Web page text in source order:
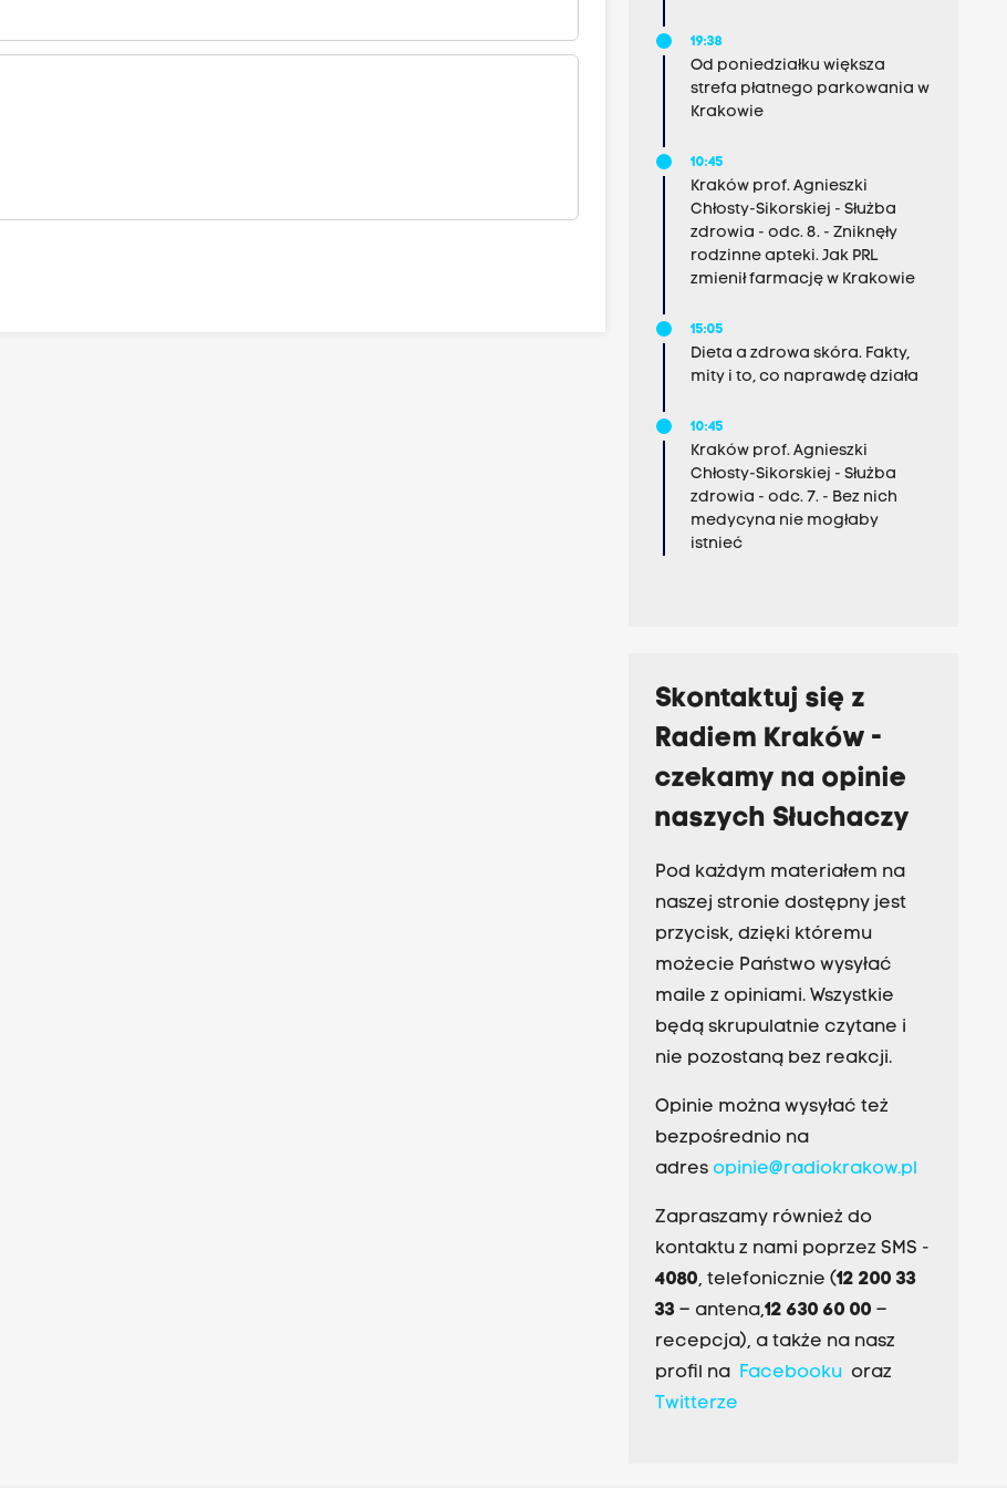
19:38
Od poniedziałku większa
strefa płatnego parkowania w
Krakowie
10:45
Kraków prof. Agnieszki
Chłosty-Sikorskiej - Służba
zdrowia - odc. 8. - Zniknęły
rodzinne apteki. Jak PRL
zmienił farmację w Krakowie
15:05
Dieta a zdrowa skóra. Fakty,
mity i to, co naprawdę działa
10:45
Kraków prof. Agnieszki
Chłosty-Sikorskiej - Służba
zdrowia - odc. 7. - Bez nich
medycyna nie mogłaby
istnieć
Skontaktuj się z
Radiem Kraków -
czekamy na opinie
naszych Słuchaczy
Pod każdym materiałem na
naszej stronie dostępny jest
przycisk, dzięki któremu
możecie Państwo wysyłać
maile z opiniami. Wszystkie
będą skrupulatnie czytane i
nie pozostaną bez reakcji.
Opinie można wysyłać też
bezpośrednio na
adres opinie@radiokrakow.pl
Zapraszamy również do
kontaktu z nami poprzez SMS -
4080, telefonicznie (12 200 33
33– antena,12 630 60 00 –
recepcja), a także na nasz
profil na Facebookuoraz
Twitterze